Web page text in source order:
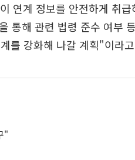
연계 정보를 안전하게 취급
통해 관련 법령 준수 여부
를 강화해 나갈 계획"이라
"